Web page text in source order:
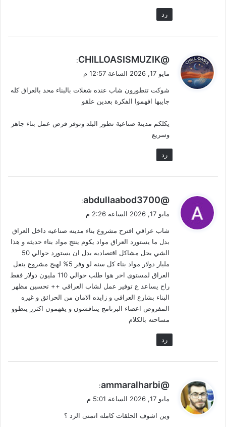
رد
ي
ل
@CHILLOASISMUZIK
:
مايو 17, 2026 الساعة 12:57 م
شوكت تتطورون شاب عنده شغلات بالبناء محد بالعراق كله
جايبها افهموا الفكرة بعدين علقو
يكلكم مدينة صناعية تطور البلد وتوفر فرص عمل بناء جاهز
وسريع
رد
ي
ل
@abdullaabod3700
:
مايو 17, 2026 الساعة 2:26 م
شاب عراقي اقترح مشروع بناء مدينه صناعيه داخل العراق
بدل ما يستورد العراق مواد يكوم ينتج مواد بناء حديثه و هذا
الشي يحل مشاكل اقتصاديه بدل ان يستورد حوالي 50
مليار دولار مواد بناء كل سنه لو وفر 5% لهيج مشروع ينقل
العراق لمستوى اخر هوا طلب حوالي 110 مليون دولار فقط
راح يساعد ع توفير عمل لشاب العراقي ++ تحسين مظهر
البناء بشارع العراقي و زايده الامان من الحرائق و غيره
المفروض اعضاء البرنامج يتناقشون و يفهمون اكثرر ينطوو
مساحته بالكلام
رد
ي
ل
@ammaralharbi
:
مايو 17, 2026 الساعة 5:01 م
وين اشوف الحلقات كامله اتمنى الرد ؟